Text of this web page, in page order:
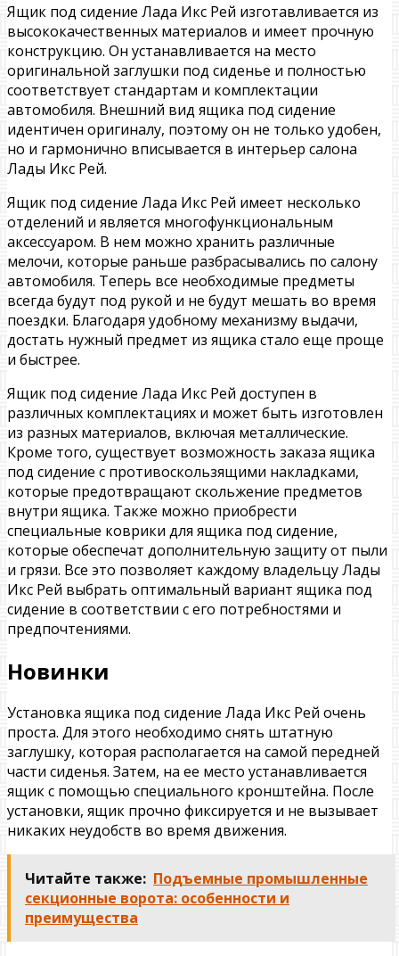
Ящик под сидение Лада Икс Рей изготавливается из
высококачественных материалов и имеет прочную
конструкцию. Он устанавливается на место
оригинальной заглушки под сиденье и полностью
соответствует стандартам и комплектации
автомобиля. Внешний вид ящика под сидение
идентичен оригиналу, поэтому он не только удобен,
но и гармонично вписывается в интерьер салона
Лады Икс Рей.
Ящик под сидение Лада Икс Рей имеет несколько
отделений и является многофункциональным
аксессуаром. В нем можно хранить различные
мелочи, которые раньше разбрасывались по салону
автомобиля. Теперь все необходимые предметы
всегда будут под рукой и не будут мешать во время
поездки. Благодаря удобному механизму выдачи,
достать нужный предмет из ящика стало еще проще
и быстрее.
Ящик под сидение Лада Икс Рей доступен в
различных комплектациях и может быть изготовлен
из разных материалов, включая металлические.
Кроме того, существует возможность заказа ящика
под сидение с противоскользящими накладками,
которые предотвращают скольжение предметов
внутри ящика. Также можно приобрести
специальные коврики для ящика под сидение,
которые обеспечат дополнительную защиту от пыли
и грязи. Все это позволяет каждому владельцу Лады
Икс Рей выбрать оптимальный вариант ящика под
сидение в соответствии с его потребностями и
предпочтениями.
Новинки
Установка ящика под сидение Лада Икс Рей очень
проста. Для этого необходимо снять штатную
заглушку, которая располагается на самой передней
части сиденья. Затем, на ее место устанавливается
ящик с помощью специального кронштейна. После
установки, ящик прочно фиксируется и не вызывает
никаких неудобств во время движения.
Читайте также: Подъемные промышленные
секционные ворота: особенности и
преимущества